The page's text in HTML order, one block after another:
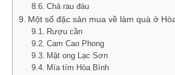
Chả rau đáu
Một số đặc sản mua về làm quà ở
Rượu cần
Cam Cao Phong
Mật ong Lạc Sơn
Mía tím Hòa Bình